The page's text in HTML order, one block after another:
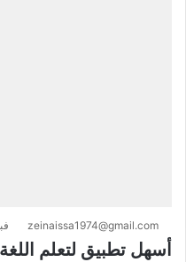
zeinaissa1974@gmail.com
أسهل تطبيق لتعلم اللغة